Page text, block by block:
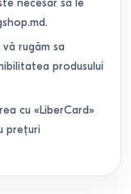
necesar să le
rugăm sa
produsului
cu «LiberCard»
prețuri